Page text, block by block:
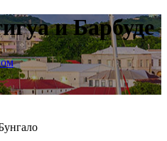
и Барбуде